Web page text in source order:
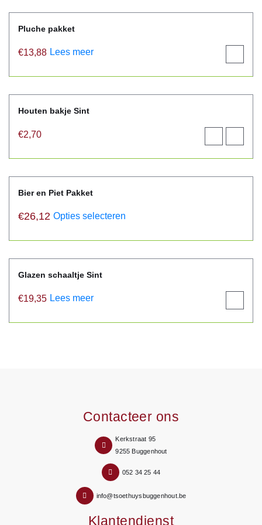
Pluche pakket
€13,88
product
Lees meer
Houten bakje Sint
€2,70
product
aan
Bier en Piet Pakket
€26,12 Opties selecteren
Glazen schaaltje Sint
€19,35
product
Lees meer
Contacteer ons
Kerkstraat 95
9255 Buggenhout
052 34 25 44
info@tsoethuysbuggenhout.be
Klantendienst